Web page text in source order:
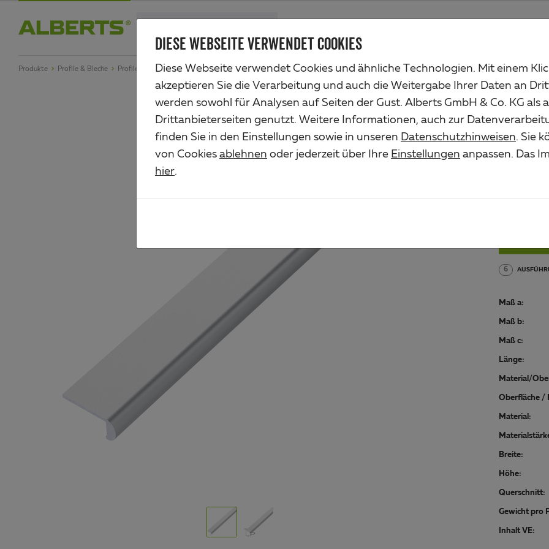
DIESE WEBSEITE VERWENDET COOKIES
Diese Webseite verwendet Cookies und ähnliche Technologien. Mit einem
akzeptieren Sie die Verarbeitung und auch die Weitergabe Ihrer Daten an
werden sowohl für Analysen auf Seiten der Gust. Alberts GmbH & Co. KG als
Drittanbieterseiten genutzt. Weitere Informationen, auch zur
finden Sie in den Einstellungen sowie in unseren Datenschutzhinweisen. Sie
von Cookies ablehnen oder jederzeit über Ihre Einstellungen anpassen. Das
hier.
Haupt-
Produkte Profile & Bleche Profile aus Aluminium Abschlussprofil, rund
Art.-Nr.
6
Maß a:
Maß b:
Maß c:
Länge:
Material/
Oberfläche /
Material:
Breite:
Höhe:
Querschnitt:
Gewicht pro
Inhalt VE: